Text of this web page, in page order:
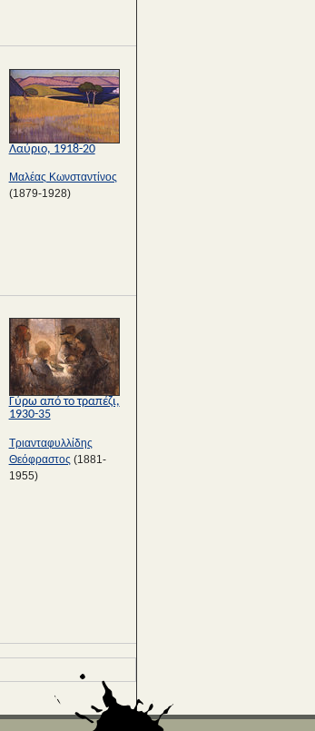
Λαύριο, 1918-20
Μαλέας Κωνσταντίνος
(1879-1928)
Γύρω από το τραπέζι,
1930-35
Τριανταφυλλίδης
Θεόφραστος (1881-
1955)